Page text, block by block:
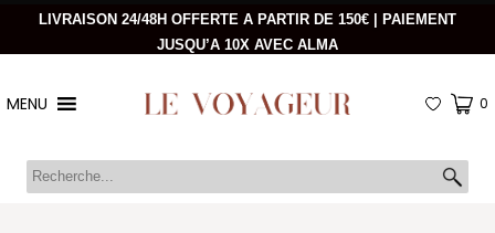
LIVRAISON 24/48H OFFERTE A PARTIR DE 150€ | PAIEMENT
JUSQU’A 10X AVEC ALMA
MENU 0